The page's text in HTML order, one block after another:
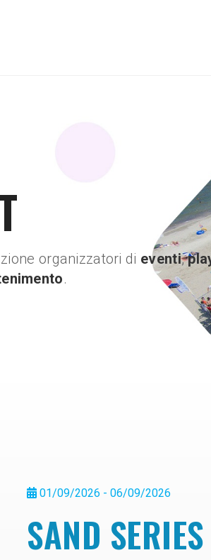
organizzatori di eventi,
.
01/09/2026 - 06/09/2026
SAND